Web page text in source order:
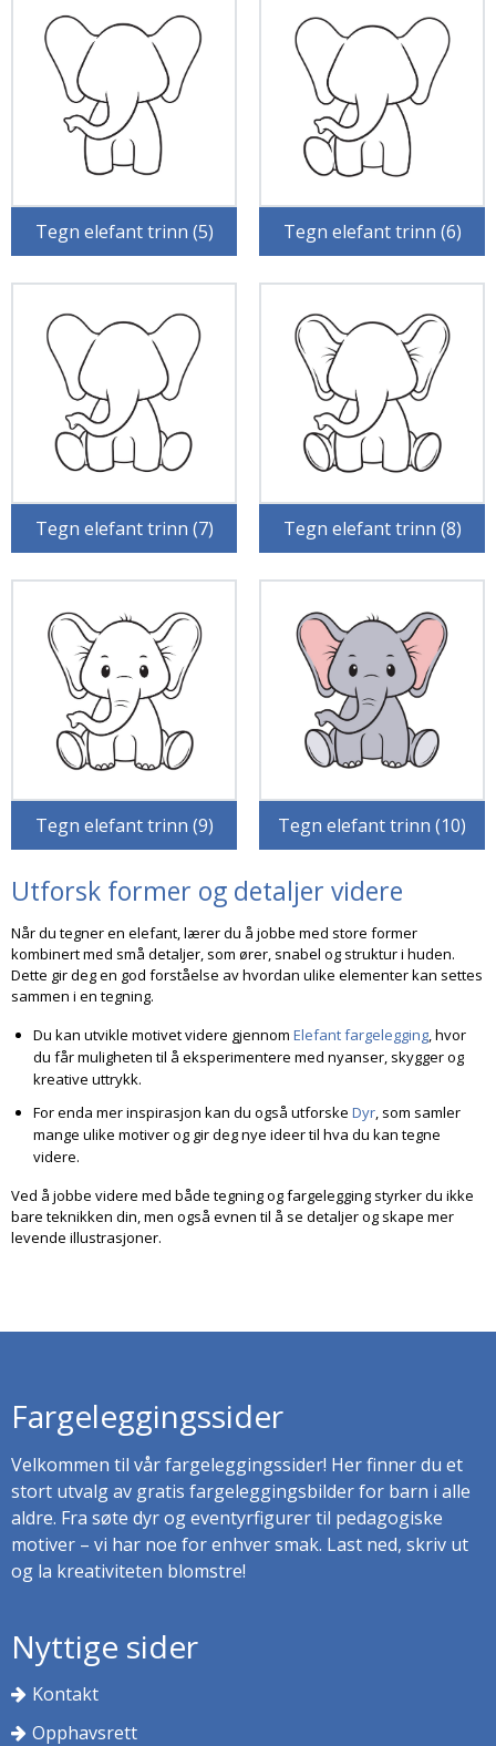
Tegn elefant trinn (5) Tegn elefant trinn (6)
Tegn elefant trinn (7) Tegn elefant trinn (8)
Tegn elefant trinn (9) Tegn elefant trinn (10)
Utforsk former og detaljer videre
Når du tegner en elefant, lærer du å jobbe med store former
kombinert med små detaljer, som ører, snabel og struktur i huden.
Dette gir deg en god forståelse av hvordan ulike elementer kan settes
sammen i en tegning.
Du kan utvikle motivet videre gjennom Elefant fargelegging, hvor
du får muligheten til å eksperimentere med nyanser, skygger og
kreative uttrykk.
For enda mer inspirasjon kan du også utforske Dyr, som samler
mange ulike motiver og gir deg nye ideer til hva du kan tegne
videre.
Ved å jobbe videre med både tegning og fargelegging styrker du ikke
bare teknikken din, men også evnen til å se detaljer og skape mer
levende illustrasjoner.
Fargeleggingssider
Velkommen til vår fargeleggingssider! Her finner du et
stort utvalg av gratis fargeleggingsbilder for barn i alle
aldre. Fra søte dyr og eventyrfigurer til pedagogiske
motiver – vi har noe for enhver smak. Last ned, skriv ut
og la kreativiteten blomstre!
Nyttige sider
Kontakt
Opphavsrett